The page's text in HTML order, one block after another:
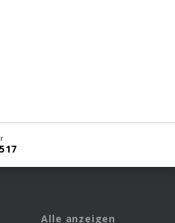
Alle anzeigen